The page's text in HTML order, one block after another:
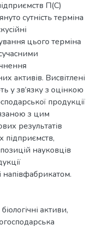
П(С)
сутність терміна
цього терміна
активів. Висвітлені
у зв’язку з оцінкою
продукції
з цим
результатів
підприємств,
науковців
напівфабрикатом.
активи,